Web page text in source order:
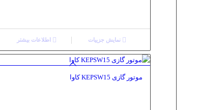
اطلاعات بیشتر نمایش جزییات
موتور گازی KEPSW15 کاوا